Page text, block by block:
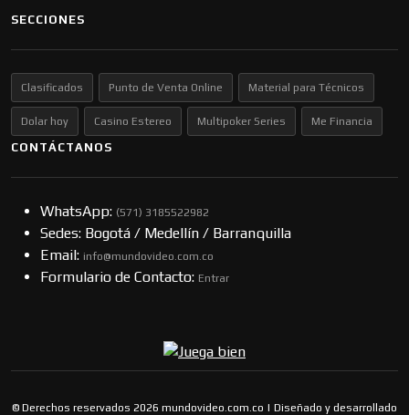
SECCIONES
Clasificados Punto de Venta Online Material para Técnicos
Dolar hoy Casino Estereo Multipoker Series Me Financia
CONTÁCTANOS
WhatsApp: (57​​1) 3185522982
Sedes: Bogotá / Medellín / Barranquilla
Email: info@mundovideo.com.co
Formulario de Contacto: Entrar
© Derechos reservados 2026 mundovideo.com.co | Diseñado y desarrollado